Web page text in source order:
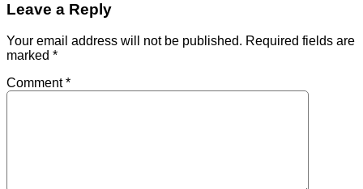
Leave a Reply
Your email address will not be published. Required fields are
marked *
Comment*